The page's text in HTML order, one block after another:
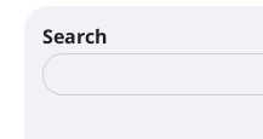
Search